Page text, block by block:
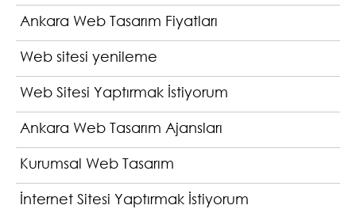
Ankara Web Tasarım Fiyatları
Web sitesi yenileme
Web Sitesi Yaptırmak İstiyorum
Ankara Web Tasarım Ajansları
Kurumsal Web Tasarım
İnternet Sitesi Yaptırmak İstiyorum